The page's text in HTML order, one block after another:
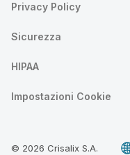
Privacy Policy
Sicurezza
HIPAA
Impostazioni Cookie
© 2026 Crisalix S.A.